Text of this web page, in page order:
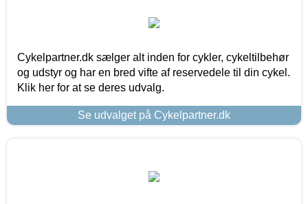
Cykelpartner.dk sælger alt inden for cykler, cykeltilbehør
og udstyr og har en bred vifte af reservedele til din cykel.
Klik her for at se deres udvalg.
Se udvalget på Cykelpartner.dk